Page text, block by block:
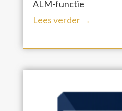
ALM-functie
Lees verder →